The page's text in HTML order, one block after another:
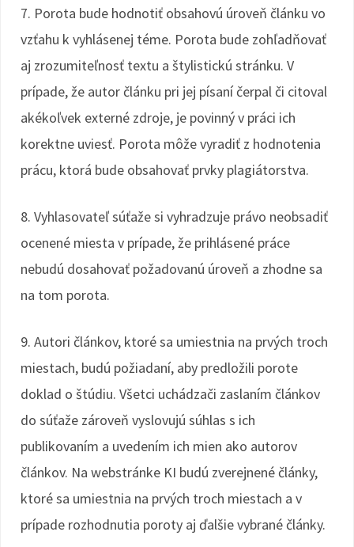
7. Porota bude hodnotiť obsahovú úroveň článku vo
vzťahu k vyhlásenej téme. Porota bude zohľadňovať
aj zrozumiteľnosť textu a štylistickú stránku. V
prípade, že autor článku pri jej písaní čerpal či citoval
akékoľvek externé zdroje, je povinný v práci ich
korektne uviesť. Porota môže vyradiť z hodnotenia
prácu, ktorá bude obsahovať prvky plagiátorstva.
8. Vyhlasovateľ súťaže si vyhradzuje právo neobsadiť
ocenené miesta v prípade, že prihlásené práce
nebudú dosahovať požadovanú úroveň a zhodne sa
na tom porota.
9. Autori článkov, ktoré sa umiestnia na prvých troch
miestach, budú požiadaní, aby predložili porote
doklad o štúdiu. Všetci uchádzači zaslaním článkov
do súťaže zároveň vyslovujú súhlas s ich
publikovaním a uvedením ich mien ako autorov
článkov. Na webstránke KI budú zverejnené články,
ktoré sa umiestnia na prvých troch miestach a v
prípade rozhodnutia poroty aj ďalšie vybrané články.